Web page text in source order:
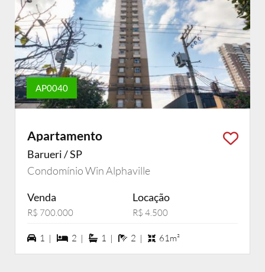
AP0040
Apartamento
Barueri / SP
Condomínio Win Alphaville
Venda
R$ 700.000
Locação
R$ 4.500
1 vagas na garagem
1 | 2 dormiórios
2 | 1 suítes
1 | 2 banheiros
2 | 61m²